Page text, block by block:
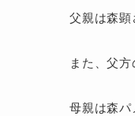
父親は森顕
また、父
母親は森パ